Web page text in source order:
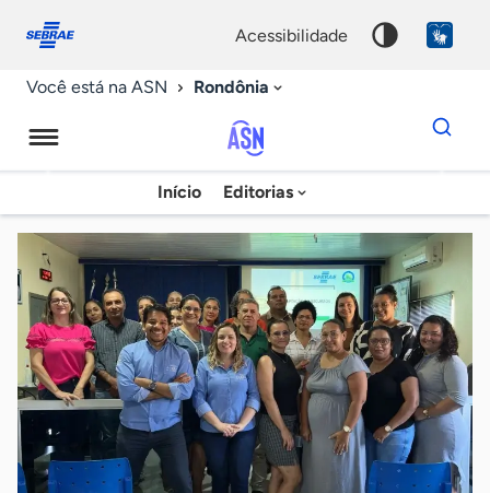
conosco
acessibilidade
Você está na ASN Rondônia
Agência
Sebrae
de
Notícias
Início Editorias
Dados
para
chave